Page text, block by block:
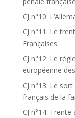
CJ n°10:
CJ n°11: Le
Françaises
CJ n°12: Le
européenne
CJ n°13: Le
français de la
CJ n°14: